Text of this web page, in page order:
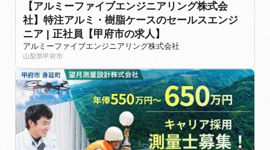
【アルミーファイブエンジニアリング株式会
社】特注アルミ・樹脂ケースのセールスエンジ
ニア | 正社員【甲府市の求人】
アルミーファイブエンジニアリング株式会社
山梨県甲府市